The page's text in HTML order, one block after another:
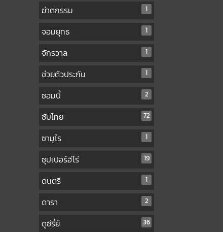
ฆ่าตกรรม 1
จอมยุทธ 1
จักรวาล 1
ช่วยตัวประกัน 1
ซอมบี้ 2
ซับไทย 72
ซามูไร 1
ซุปเปอร์ฮีโร่ 19
ดนตรี 1
ดารา 2
ดูซีรี่ย์ 36